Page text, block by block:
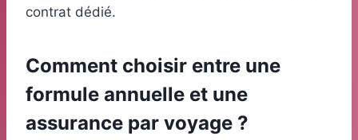
contrat dédié.
Comment choisir entre une
formule annuelle et une
assurance par voyage ?